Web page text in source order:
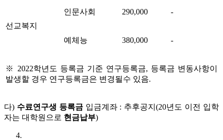
선교복지
인문사회 290,000 -
예체능 380,000 -
※ 2022학년도 등록금 기준 연구등록금, 등록금 변동사항이
발생할 경우 연구등록금은 변경될수 있음.
다) 수료연구생 등록금 입금계좌 : 추후공지(20년도 이전 입학
자는 대학원으로 현금납부)